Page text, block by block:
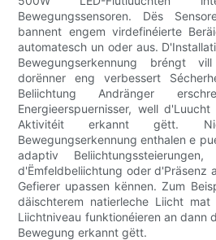
Bewegungssensoren. Dës
bannent engem virdefinéierte
automatesch un oder aus.
Bewegungserkennung bréngt
dorënner eng verbessert
Beliichtung Andränger
Energieerspuernisser, well
Aktivitéit erkannt gëtt.
Bewegungserkennung enthalen e
adaptiv
d'Ëmfeldbeliichtung oder d'Präsenz
Gefierer upassen kënnen. Zum
däischterem natierleche Liicht
Liichtniveau funktionéieren an dann
Bewegung erkannt gëtt.